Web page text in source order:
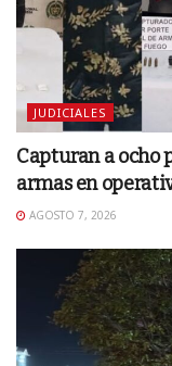
JUDICIALES
Capturan a ocho
armas en
AGOSTO 7, 2026